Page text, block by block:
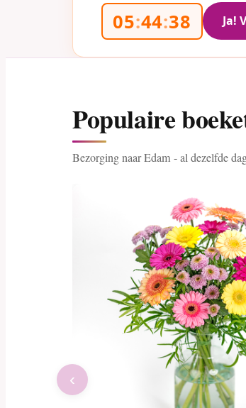
05:44:37 Ja!
Populaire
Bezorging naar Edam - al dezelfde
‹